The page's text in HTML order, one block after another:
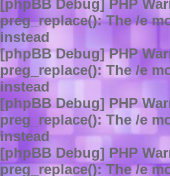
[phpBB Debug] PHP
preg_replace(): The /e
instead
[phpBB Debug] PHP
preg_replace(): The /e
instead
[phpBB Debug] PHP
preg_replace(): The /e
instead
[phpBB Debug] PHP
preg_replace(): The /e